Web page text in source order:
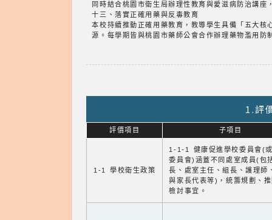
同時結合桃園市衛生局辦理性教育與愛滋病防治講
十三、落實正確用藥與反毒教育
本校持續推動正確用藥教育，教導學生具備「五大
源。每學期皆與桃園市藥師公會合作辦理藥物濫用
1.評
評價項目 子項目
1-1 學校衛生政策
1-1-1 健康促進學校委員會(
委員會)涵蓋不同處室成員(包
長、處室主任、組長、護理師
與家長代表等)，統籌規劃、
檢討事宜。